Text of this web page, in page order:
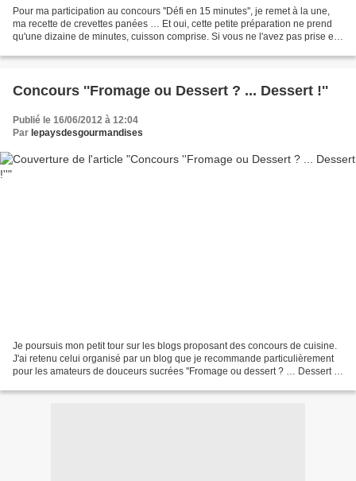
Pour ma participation au concours ''Défi en 15 minutes'', je remet à la une,
ma recette de crevettes panées … Et oui, cette petite préparation ne prend
qu'une dizaine de minutes, cuisson comprise. Si vous ne l'avez pas prise en
Concours ''Fromage ou Dessert ? ... Dessert !''
Publié le 16/06/2012 à 12:04
Par lepaysdesgourmandises
Je poursuis mon petit tour sur les blogs proposant des concours de cuisine.
J'ai retenu celui organisé par un blog que je recommande particulièrement
pour les amateurs de douceurs sucrées ''Fromage ou dessert ? … Dessert !''.